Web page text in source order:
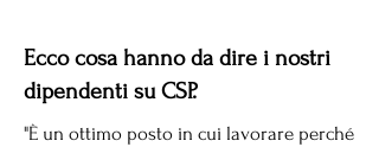
Ecco cosa hanno da dire i nostri
dipendenti su CSP.
"È un ottimo posto in cui lavorare perché